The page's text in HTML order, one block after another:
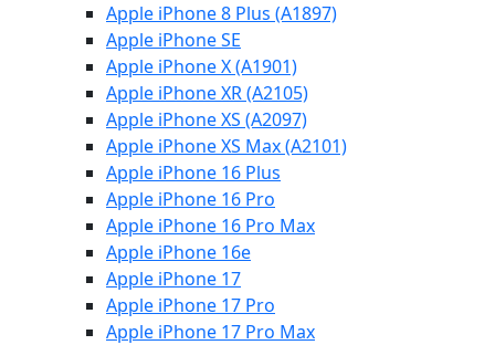
Apple iPhone 8 Plus (A1897)
Apple iPhone SE
Apple iPhone X (A1901)
Apple iPhone XR (A2105)
Apple iPhone XS (A2097)
Apple iPhone XS Max (A2101)
Apple iPhone 16 Plus
Apple iPhone 16 Pro
Apple iPhone 16 Pro Max
Apple iPhone 16e
Apple iPhone 17
Apple iPhone 17 Pro
Apple iPhone 17 Pro Max